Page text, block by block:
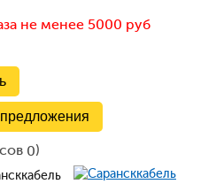
не менее 5000 руб
0)